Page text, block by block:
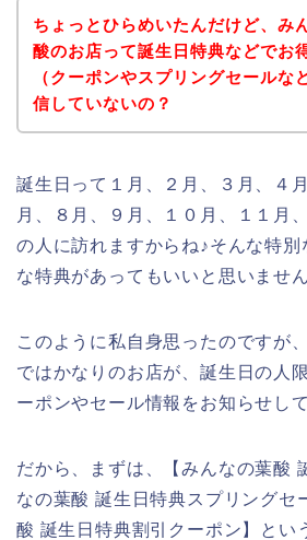
ちょっとひらめいたんだけど、み
酸のお店って誕生日特典などでお
（クーポンやスプリングセールな
信していないの？
誕生日って１月、２月、３月、４
月、８月、９月、１０月、１１月
の人に訪れますからね♪そんな特
な特典があってもいいと思いませ
このように私自身思ったのですが
ではかなりのお店が、誕生日の人
ーポンやセール情報をお知らせし
だから、まずは、【みんなの葉酸
なの葉酸 誕生日特典スプリングセ
酸 誕生日特典割引クーポン】とい